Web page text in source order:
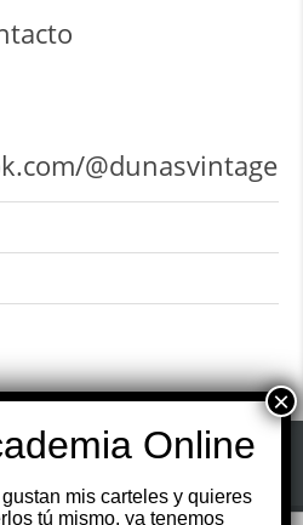
@dunasvintage
mis carteles y quieres
tú mismo, ya tenemos